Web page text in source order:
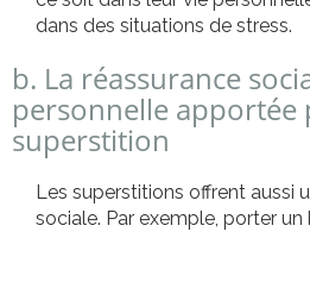
dans des situations de stress.
b. La réassurance
personnelle apportée
superstition
Les superstitions offrent aussi
sociale. Par exemple, porter